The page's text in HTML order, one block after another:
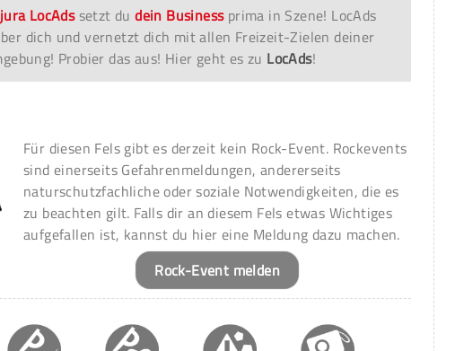
LocAdssetzt dudein Businessprima in Szene! LocAds
dich und vernetzt dich mit allen Freizeit-Zielen deiner
Probier das aus! Hier geht es zu LocAds!
Für diesen Fels gibt es derzeit kein Rock-Event. Rockevents
sind einerseits Gefahrenmeldungen, andererseits
naturschutzfachliche oder soziale Notwendigkeiten, die es
zu beachten gilt. Falls dir an diesem Fels etwas Wichtiges
aufgefallen ist, kannst du hier eine Meldung dazu machen.
Rock-Event melden